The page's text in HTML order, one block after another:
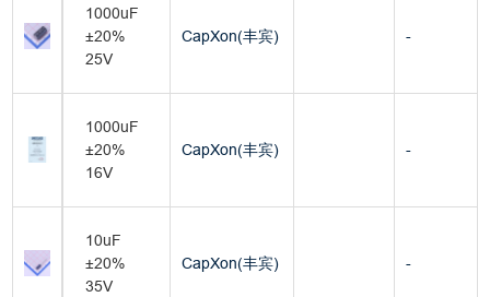
1000uF
±20%
25V
CapXon(丰宾) -
1000uF
±20%
16V
CapXon(丰宾) -
10uF
±20%
35V
CapXon(丰宾) -